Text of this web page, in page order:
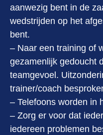
aanwezig bent in de
wedstrijden op het
bent.
– Naar een training of
gezamenlijk gedoucht
teamgevoel.
trainer/coach
– Telefoons worden in
– Zorg er voor dat
iedereen problemen